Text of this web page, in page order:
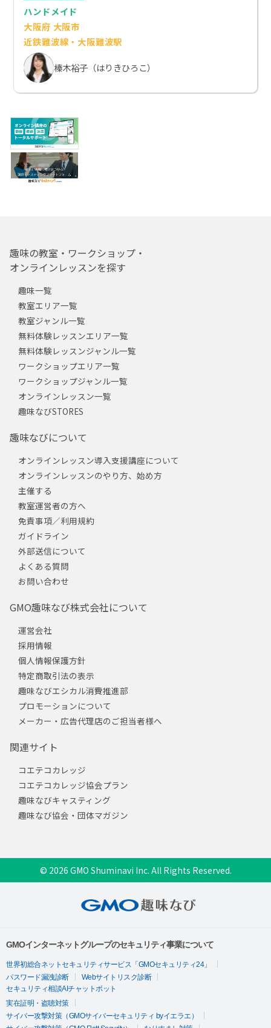
ハンドメイド
大阪府 大阪市
近鉄難波線・大阪難波駅
榛木裕子（はりきひろこ）
趣味の教室・ワークショップ・
オンラインレッスンを探す
趣味一覧
教室エリア一覧
教室ジャンル一覧
無料体験レッスンエリア一覧
無料体験レッスンジャンル一覧
ワークショップエリア一覧
ワークショップジャンル一覧
オンラインレッスン一覧
趣味なびSTORES
趣味なびについて
オンラインレッスン導入支援講座について
オンラインレッスンのやり方、始め方
主催する
教室運営者の方へ
免責事項／利用規約
ガイドライン
外部送信について
よくある質問
お問い合わせ
GMO趣味なび株式会社について
運営会社
採用情報
個人情報保護方針
特定商取引法の表示
趣味なびエシカル消費推進部
プロモーションについて
メーカー・広告代理店のご担当者様へ
関連サイト
コエテコカレッジ
コエテコカレッジ協会プラン
趣味なびキャスティング
趣味なび協会・団体マガジン
© 2026 GMO Shuminavi Inc. All Rights Reserved.